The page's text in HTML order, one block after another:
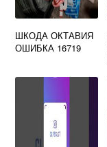
ШКОДА ОКТАВИЯ
ОШИБКА 16719